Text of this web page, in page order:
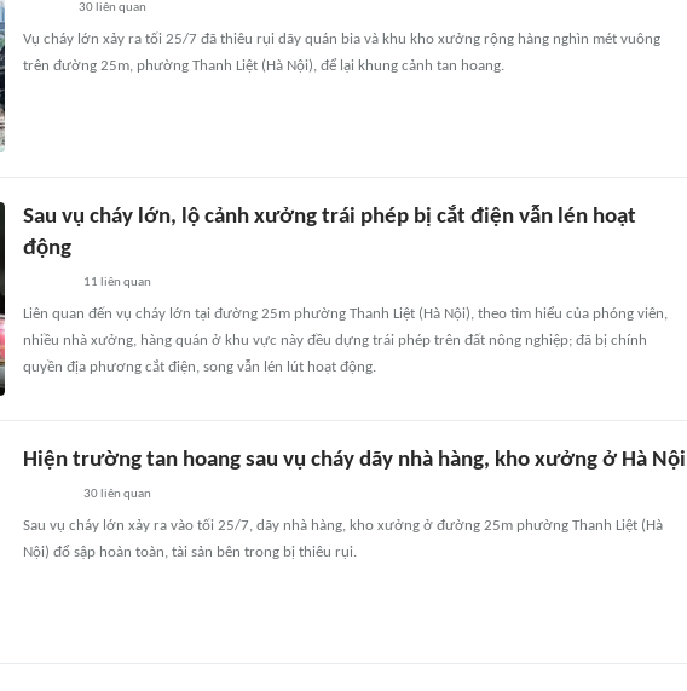
30liên quan
Vụ cháy lớn xảy ra tối 25/7 đã thiêu rụi dãy quán bia và khu kho xưởng rộng hàng nghìn mét vuông
trên đường 25m, phường Thanh Liệt (Hà Nội), để lại khung cảnh tan hoang.
Sau vụ cháy lớn, lộ cảnh xưởng trái phép bị cắt điện vẫn lén hoạt
động
11 liên quan
Liên quan đến vụ cháy lớn tại đường 25m phường Thanh Liệt (Hà Nội), theo tìm hiểu của phóng viên,
nhiều nhà xưởng, hàng quán ở khu vực này đều dựng trái phép trên đất nông nghiệp; đã bị chính
quyền địa phương cắt điện, song vẫn lén lút hoạt động.
Hiện trường tan hoang sau vụ cháy dãy nhà hàng, kho xưởng ở Hà Nội
30liên quan
Sau vụ cháy lớn xảy ra vào tối 25/7, dãy nhà hàng, kho xưởng ở đường 25m phường Thanh Liệt (Hà
Nội) đổ sập hoàn toàn, tài sản bên trong bị thiêu rụi.